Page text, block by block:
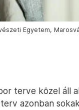
Egyetem,
terve közel áll
azonban